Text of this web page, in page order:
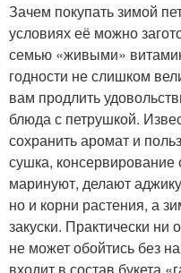
Зачем покупать зимой
условиях её можно
семью «живыми»
годности не слишком
вам продлить
блюда с петрушкой.
сохранить аромат и
сушка, консервирование
маринуют, делают
но и корни растения, а
закуски. Практически
не может обойтись без